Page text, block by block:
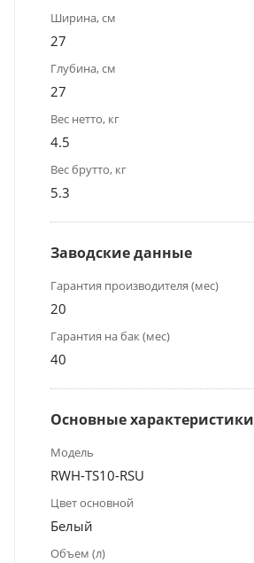
Ширина, см
27
Глубина, см
27
Вес нетто, кг
4.5
Вес брутто, кг
5.3
Заводские данные
Гарантия производителя (мес)
20
Гарантия на бак (мес)
40
Основные характеристики
Модель
RWH-TS10-RSU
Цвет основной
Белый
Объем (л)